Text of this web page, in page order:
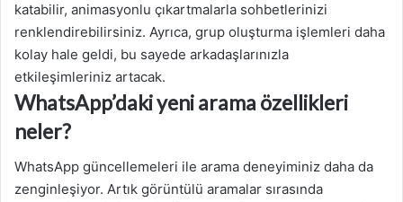
katabilir, animasyonlu çıkartmalarla sohbetlerinizi
renklendirebilirsiniz. Ayrıca, grup oluşturma işlemleri daha
kolay hale geldi, bu sayede arkadaşlarınızla
etkileşimleriniz artacak.
WhatsApp’daki yeni arama özellikleri
neler?
WhatsApp güncellemeleri ile arama deneyiminiz daha da
zenginleşiyor. Artık görüntülü aramalar sırasında